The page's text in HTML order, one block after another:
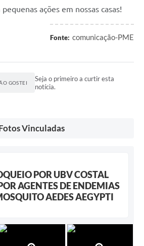
ações em nossas casas!
Fonte: comunicação-PME
GOSTEI
Seja o primeiro a curtir esta
notícia.
Vinculadas
POR UBV COSTAL
AGENTES DE ENDEMIAS
AEDES AEGYPTI